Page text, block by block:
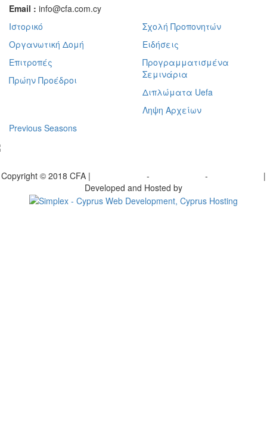
Email : info@cfa.com.cy
Ιστορικό
Οργανωτική Δομή
Επιτροπές
Πρώην Προέδροι
Σχολή Προπονητών
Ειδήσεις
Προγραμματισμένα
Σεμινάρια
Διπλώματα Uefa
Ληψη Αρχείων
Previous Seasons
Copyright © 2018 CFA | - -
|
Developed and Hosted by